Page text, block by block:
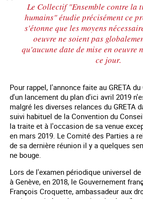
Le Collectif "Ensemble contre la
humains" étudie précisément ce
s'étonne que les moyens
oeuvre ne soient pas
qu'aucune date de mise en oeuvre
ce jour.
Pour rappel, l'annonce faite au GRETA
d'un lancement du plan d'ici avril 2019
malgré les diverses relances du GRETA
suivi habituel de la Convention du
la traite et à l'occasion de sa venue
en mars 2019. Le Comité des Parties a
de sa dernière réunion il y a quelques
ne bouge.
Lors de l'examen périodique universel de
à Genève, en 2018, le Gouvernement
François Croquette, ambassadeur aux